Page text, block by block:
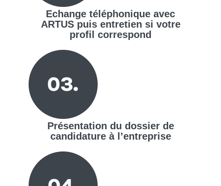
Echange téléphonique avec
ARTUS puis entretien si votre
profil correspond
Présentation du dossier de
candidature à l’entreprise